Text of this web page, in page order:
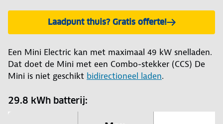
Laadpunt thuis? Gratis offerte!
Een Mini Electric kan met maximaal 49 kW snelladen.
Dat doet de Mini met een Combo-stekker (CCS) De
Mini is niet geschikt bidirectioneel laden.
29.8 kWh batterij: